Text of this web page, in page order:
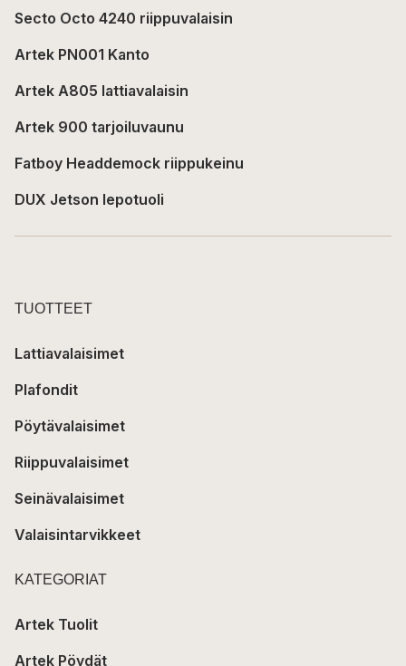
Secto Octo 4240 riippuvalaisin
Artek PN001 Kanto
Artek A805 lattiavalaisin
Artek 900 tarjoiluvaunu
Fatboy Headdemock riippukeinu
DUX Jetson lepotuoli
TUOTTEET
Lattiavalaisimet
Plafondit
Pöytävalaisimet
Riippuvalaisimet
Seinävalaisimet
Valaisintarvikkeet
KATEGORIAT
Artek Tuolit
Artek Pöydät